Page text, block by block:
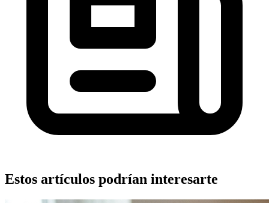
Estos artículos podrían interesarte